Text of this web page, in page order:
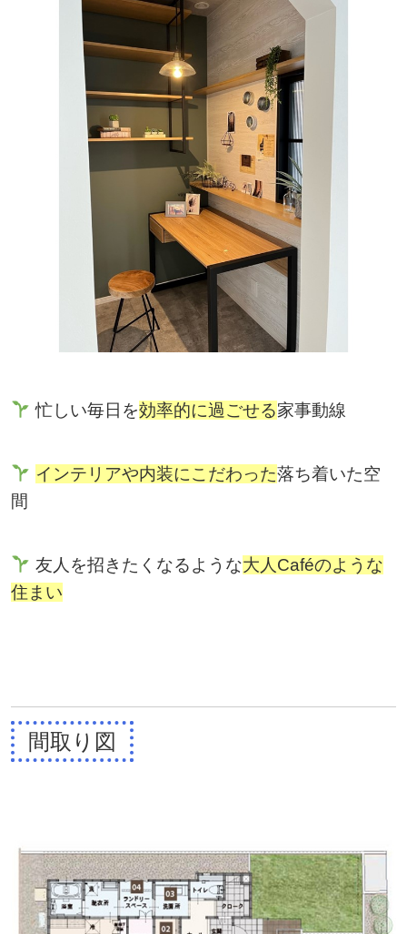
忙しい毎日を効率的に過ごせる家事動線
インテリアや内装にこだわった落ち着いた空
間
友人を招きたくなるような大人Caféのような
住まい
間取り図